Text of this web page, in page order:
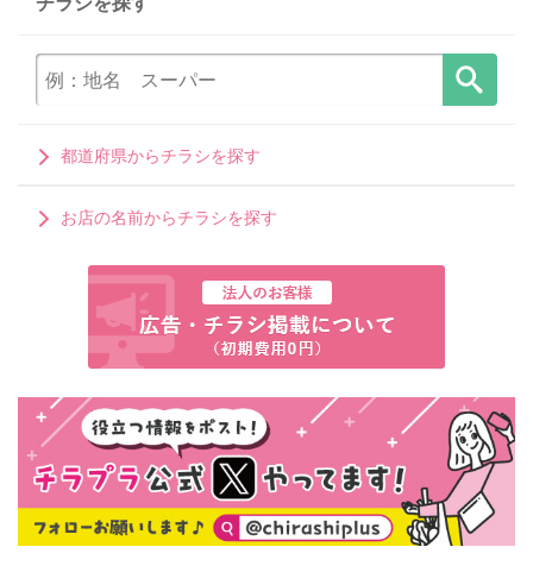
都道府県からチラシを探す
お店の名前からチラシを探す